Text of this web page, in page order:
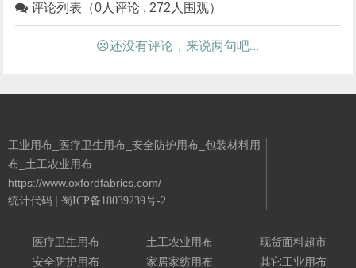
评论列表（0人评论 , 272人围观）
☹还没有评论，来说两句吧...
工业用布_医疗卫生用布_安全防护用布_包装材料用
布_土工农业用布
https://www.oxfordfabrics.com/
统计代码 蜀ICP备18039239号-2
医疗卫生用布
安全防护用布
土工农业用布
家居家纺用布
现货面料超市
其它工业用布